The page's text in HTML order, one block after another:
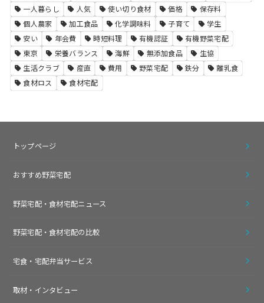
一人暮らし
人気 使い切り食材 価格
保存料
個人農家
加工食品 化学調味料 子育て
学生
安い
年会費 時短料理 有機認証
有機野菜宅配
東京
栄養バランス 海鮮 無添加食品
生協
生活クラブ
産直 費用 野菜宅配 鉄分
離乳食
食材ロス
食材宅配
トップページ
おすすめ野菜宅配
野菜宅配・食材宅配ニュース
野菜宅配・食材宅配の比較
宅食・宅配弁当サービス
取材・インタビュー